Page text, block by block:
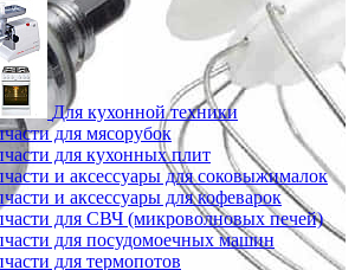
Для кухонной техники
для мясорубок
для кухонных плит
и аксессуары для соковыжималок
и аксессуары для кофеварок
для СВЧ (микроволновых печей)
для посудомоечных машин
для термопотов